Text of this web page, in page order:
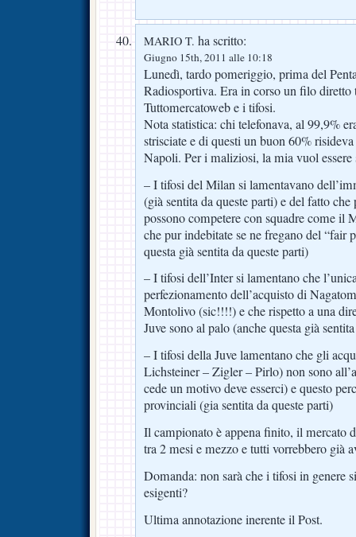
MARIO T. ha scritto:
Giugno 15th, 2011 alle 10:18
Lunedì, tardo pomeriggio, prima del
Radiosportiva. Era in corso un filo diretto
Tuttomercatoweb e i tifosi.
Nota statistica: chi telefonava, al 99,9%
strisciate e di questi un buon 60%
Napoli. Per i maliziosi, la mia vuol essere
– I tifosi del Milan si lamentavano
(già sentita da queste parti) e del fatto
possono competere con squadre come il
che pur indebitate se ne fregano del “fair
questa già sentita da queste parti)
– I tifosi dell’Inter si lamentano che
perfezionamento dell’acquisto di
Montolivo (sic!!!!) e che rispetto a una
Juve sono al palo (anche questa già
– I tifosi della Juve lamentano che gli
Lichsteiner – Zigler – Pirlo) non sono
cede un motivo deve esserci) e questo
provinciali (gia sentita da queste parti)
Il campionato è appena finito, il mercato
tra 2 mesi e mezzo e tutti vorrebbero già
Domanda: non sarà che i tifosi in genere
esigenti?
Ultima annotazione inerente il Post.